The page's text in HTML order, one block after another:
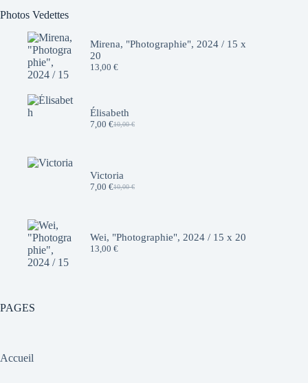
Photos Vedettes
Mirena, "Photographie", 2024 / 15 x
20
13,00 €
Élisabeth
10,00€
Le
10,00 €.
7,00 €Le
7,00 €.
Victoria
10,00€
Le
10,00 €.
7,00 €Le
7,00 €.
Wei, "Photographie", 2024 / 15 x 20
13,00 €
PAGES
Accueil